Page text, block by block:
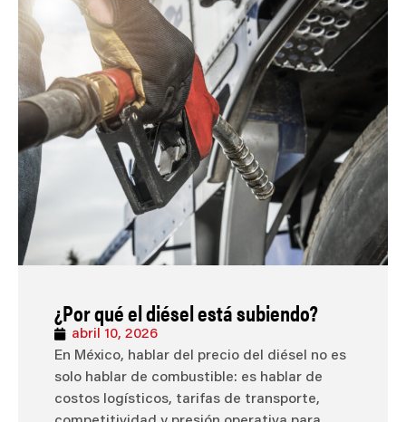
¿Por qué el diésel está subiendo?
abril 10, 2026
En México, hablar del precio del diésel no es
solo hablar de combustible: es hablar de
costos logísticos, tarifas de transporte,